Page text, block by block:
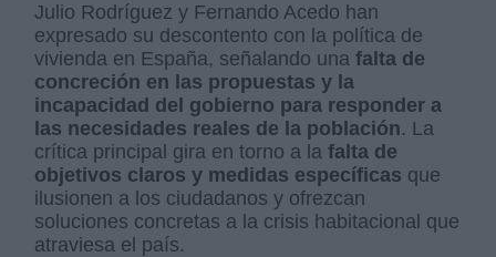
Julio Rodríguez y Fernando Acedo han
expresado su descontento con la política de
vivienda en España, señalando una falta de
concreción en las propuestas y la
incapacidad del gobierno para responder a
las necesidades reales de la población. La
crítica principal gira en torno a lafalta de
objetivos claros y medidas específicas que
ilusionen a los ciudadanos y ofrezcan
soluciones concretas a la crisis habitacional que
atraviesa el país.